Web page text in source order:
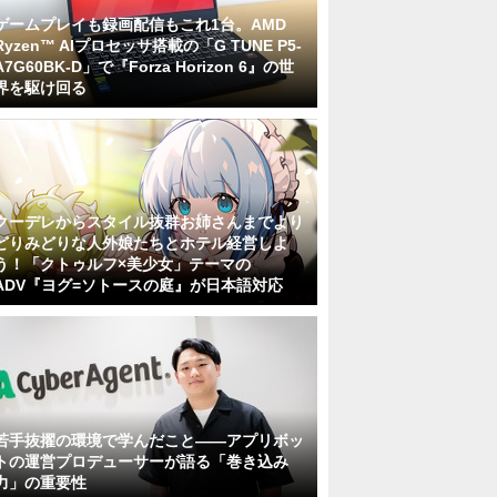
ームプレイも録画配信もこれ1台。AMD
AIプロセッサ搭載の「G TUNE P5-
D」で『Forza Horizon 6』の世
を駆け回る
ーデレからスタイル抜群お姉さんまでより
りみどりな人外娘たちとホテル経営しよ
！「クトゥルフ×美少女」テーマの
『ヨグ=ソトースの庭』が日本語対応
手抜擢の環境で学んだこと――アプリボッ
の運営プロデューサーが語る「巻き込み
」の重要性